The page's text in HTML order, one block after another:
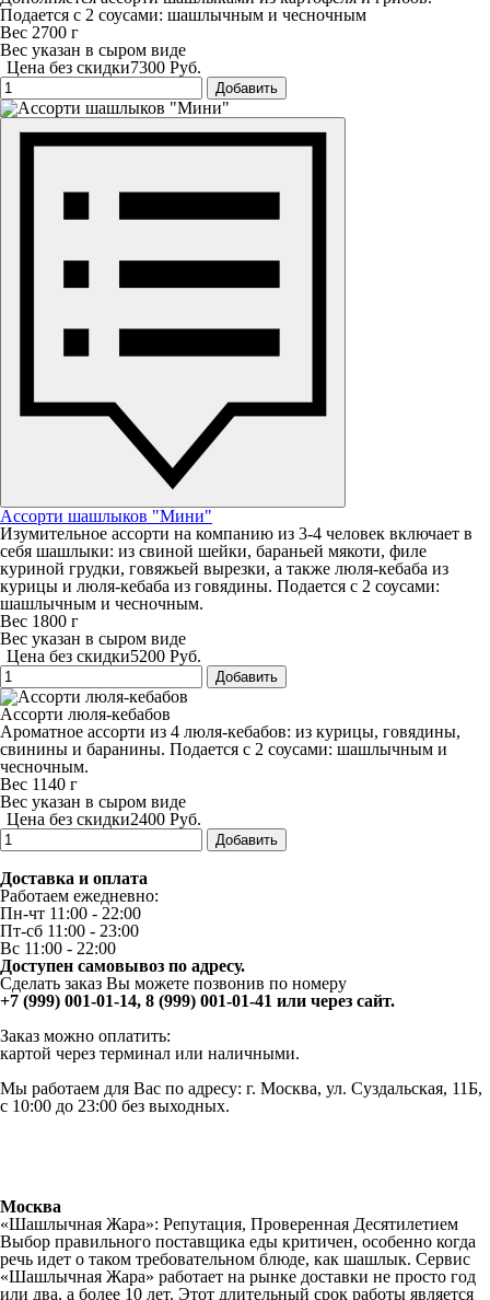
Подается с 2 соусами: шашлычным и чесночным
Вес 2700 г
Вес указан в сыром виде
Цена без скидки7300 Руб.
Добавить
Ассорти шашлыков "Мини"
Изумительное ассорти на компанию из 3-4 человек включает в
себя шашлыки: из свиной шейки, бараньей мякоти, филе
куриной грудки, говяжьей вырезки, а также люля-кебаба из
курицы и люля-кебаба из говядины. Подается с 2 соусами:
шашлычным и чесночным.
Вес 1800 г
Вес указан в сыром виде
Цена без скидки5200 Руб.
Добавить
Ассорти люля-кебабов
Ароматное ассорти из 4 люля-кебабов: из курицы, говядины,
свинины и баранины. Подается с 2 соусами: шашлычным и
чесночным.
Вес 1140 г
Вес указан в сыром виде
Цена без скидки2400 Руб.
Добавить
Доставка и оплата
Работаем ежедневно:
Пн-чт 11:00 - 22:00
Пт-сб 11:00 - 23:00
Вс 11:00 - 22:00
Доступен самовывоз по адресу.
Сделать заказ Вы можете позвонив по номеру
+7 (999) 001-01-14, 8 (999) 001-01-41 или через сайт.
Заказ можно оплатить:
картой через терминал или наличными.
Мы работаем для Вас по адресу: г. Москва, ул. Суздальская, 11Б,
с 10:00 до 23:00 без выходных.
Москва
«Шашлычная Жара»: Репутация, Проверенная Десятилетием
Выбор правильного поставщика еды критичен, особенно когда
речь идет о таком требовательном блюде, как шашлык. Сервис
«Шашлычная Жара» работает на рынке доставки не просто год
или два, а более 10 лет. Этот длительный срок работы является